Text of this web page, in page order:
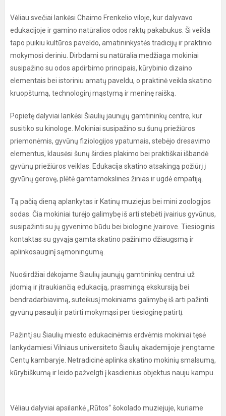
Vėliau svečiai lankėsi Chaimo Frenkelio viloje, kur dalyvavo
edukacijoje ir gamino natūralios odos raktų pakabukus. Ši veikla
tapo puikiu kultūros paveldo, amatininkystės tradicijų ir praktinio
mokymosi deriniu. Dirbdami su natūralia medžiaga mokiniai
susipažino su odos apdirbimo principais, kūrybinio dizaino
elementais bei istoriniu amatų paveldu, o praktinė veikla skatino
kruopštumą, technologinį mąstymą ir meninę raišką.
Popietę dalyviai lankėsi Šiaulių jaunųjų gamtininkų centre, kur
susitiko su kinologe. Mokiniai susipažino su šunų priežiūros
priemonėmis, gyvūnų fiziologijos ypatumais, stebėjo dresavimo
elementus, klausėsi šunų širdies plakimo bei praktiškai išbandė
gyvūnų priežiūros veiklas. Edukacija skatino atsakingą požiūrį į
gyvūnų gerovę, plėtė gamtamokslines žinias ir ugdė empatiją.
Tą pačią dieną aplankytas ir Katinų muziejus bei mini zoologijos
sodas. Čia mokiniai turėjo galimybę iš arti stebėti įvairius gyvūnus,
susipažinti su jų gyvenimo būdu bei biologine įvairove. Tiesioginis
kontaktas su gyvąja gamta skatino pažinimo džiaugsmą ir
aplinkosauginį sąmoningumą.
Nuoširdžiai dėkojame Šiaulių jaunųjų gamtininkų centrui už
įdomią ir įtraukiančią edukaciją, prasmingą ekskursiją bei
bendradarbiavimą, suteikusį mokiniams galimybę iš arti pažinti
gyvūnų pasaulį ir patirti mokymąsi per tiesioginę patirtį.
Pažintį su Šiaulių miesto edukacinėmis erdvėmis mokiniai tęsė
lankydamiesi Vilniaus universiteto Šiaulių akademijoje įrengtame
Centų kambaryje. Netradicinė aplinka skatino mokinių smalsumą,
kūrybiškumą ir leido pažvelgti į kasdienius objektus nauju kampu.
Vėliau dalyviai apsilankė „Rūtos“ šokolado muziejuje, kuriame